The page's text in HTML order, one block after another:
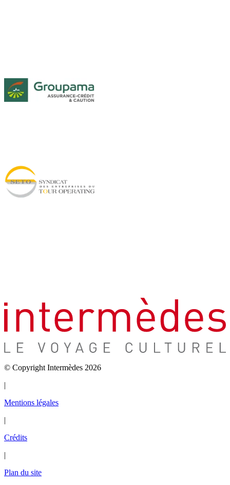
© Copyright Intermèdes 2026
|
Mentions légales
|
Crédits
|
Plan du site